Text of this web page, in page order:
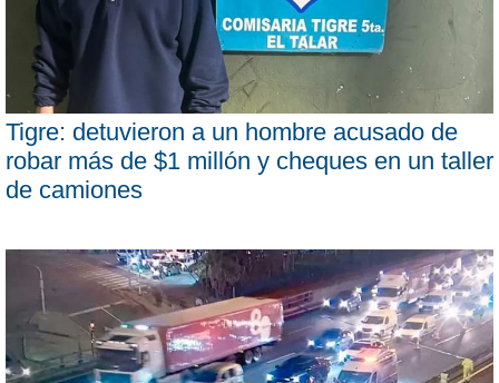
Tigre: detuvieron a un hombre acusado de
robar más de $1 millón y cheques en un taller
de camiones